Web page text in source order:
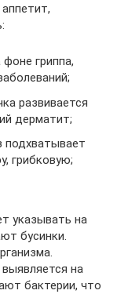
гриппа,
развивается
дерматит;
подхватывает
грибковую;
указывать на
бусинки.
на
бактерии, что